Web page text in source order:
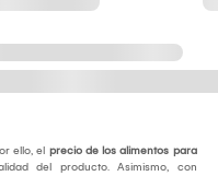
ello, el precio de los alimentos para
del producto. Asimismo, con